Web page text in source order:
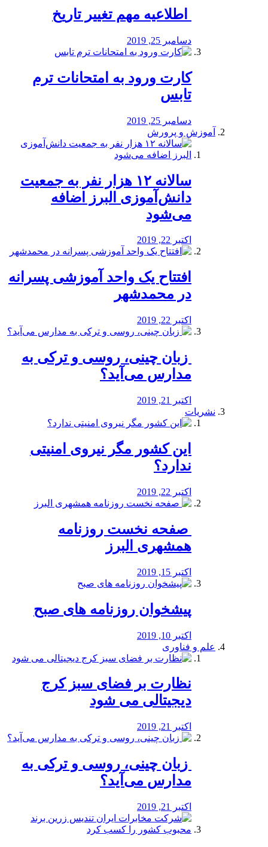
️ اطلاعیه مهم تغییر تاریخ
دسامبر 25, 2019
کارت ورود به امتحانات ترم
تابس
دسامبر 25, 2019
آموزش و پرورش
️سالانه ۱۲ هزار نفر به جمعیت
دانش‌آموزی البرز اضافه
می‌شود
اکتبر 22, 2019
افتتاح یک واحد آموزشی پسرانه
در محمدشهر
اکتبر 22, 2019
️ زبان چینی، روسی و ترکی به
مدارس می‌آید؟
اکتبر 21, 2019
نشریات
این کشور مگر نیروی امنیتی
ندارد؟
اکتبر 22, 2019
️ صفحه نخست روزنامه‌
همشهری البرز
اکتبر 15, 2019
پیشخوان روزنامه های صبح
اکتبر 10, 2019
علم و فناوری
نظارت بر فضای سبز کرج
دیجیتالی می شود
اکتبر 21, 2019
️ زبان چینی، روسی و ترکی به
مدارس می‌آید؟
اکتبر 21, 2019